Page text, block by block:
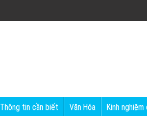
Thông tin cần biết Văn Hóa Kinh nghiệm